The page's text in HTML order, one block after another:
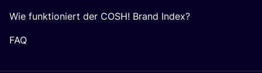
Wie funktioniert der COSH! Brand Index?
FAQ